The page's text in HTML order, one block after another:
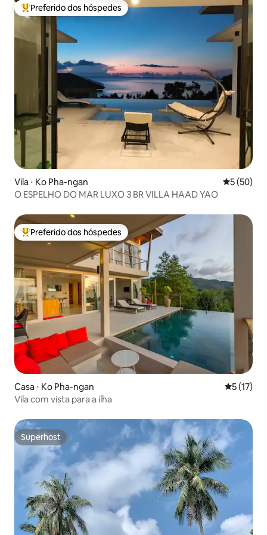
Entre os melhores preferidos dos hóspedes
Preferido dos hóspedes
Vila ⋅ Ko Pha-ngan 5 de uma
5 (50)
O ESPELHO DO MAR LUXO 3 BR VILLA HAAD YAO
Entre os melhores preferidos dos hóspedes
Preferido dos hóspedes
Casa ⋅ Ko Pha-ngan 5 de uma
5 (17)
Vila com vista para a ilha
Superhost
Superhost